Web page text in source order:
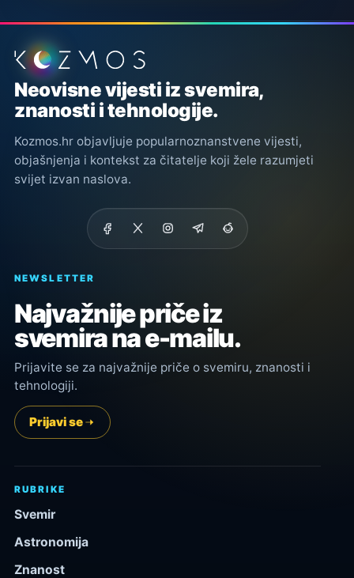
Podnožje stranice
Neovisne vijesti iz svemira,
znanosti i tehnologije.
Kozmos.hr objavljuje popularnoznanstvene vijesti,
objašnjenja i kontekst za čitatelje koji žele razumjeti
svijet izvan naslova.
NEWSLETTER
Najvažnije priče iz
svemira na e-mailu.
Prijavite se za najvažnije priče o svemiru, znanosti i
tehnologiji.
Prijavi se
RUBRIKE
Svemir
Astronomija
Znanost